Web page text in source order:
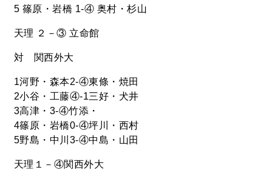
5 篠原・岩橋 1-④ 奥村・杉山
天理 ２－③ 立命館
対 関西外大
1河野・森本2-④東條・焼田
2小谷・工藤④-1三好・犬井
3高津・3-④竹添・
4篠原・岩橋0-④坪川・西村
5野島・中川3-④中島・山田
天理１－④関西外大